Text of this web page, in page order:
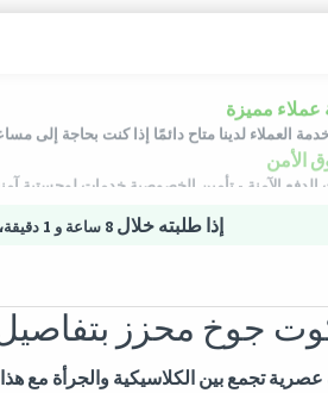
إذا طلبته خلال8 ساعة و 1 دقيقة
جوخ محزز بتفاصيل
هذا المنتج من
المنتجات المؤهلة في حالتها الأصلية خلال 3 أيام من تاريخ استلام الطلب.
العملاء لدينا متاح دائمًا إذا كنت بحاجة إلى
الأمن
الدفع الآمنة - تأمين الخصوصية خدمات لوجستية